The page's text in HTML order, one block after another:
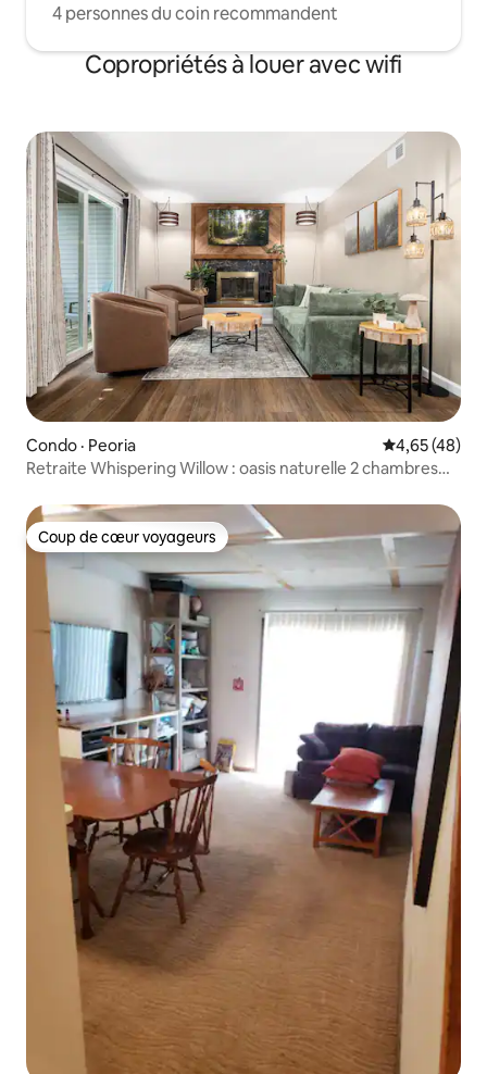
4 personnes du coin recommandent
Copropriétés à louer avec wifi
Condo · Peoria Note
4,65 (48)
Retraite Whispering Willow : oasis naturelle 2 chambres
Coup de cœur voyageurs
Coup de cœur voyageurs